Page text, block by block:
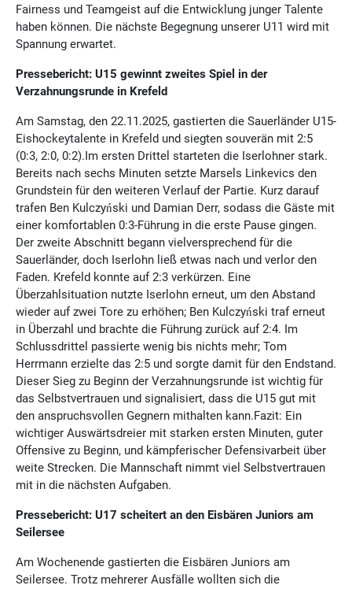
Fairness und Teamgeist auf die Entwicklung junger Talente
haben können. Die nächste Begegnung unserer U11 wird mit
Spannung erwartet.
Pressebericht: U15 gewinnt zweites Spiel in der
Verzahnungsrunde in Krefeld
Am Samstag, den 22.11.2025, gastierten die Sauerländer U15-
Eishockeytalente in Krefeld und siegten souverän mit 2:5
(0:3, 2:0, 0:2).Im ersten Drittel starteten die Iserlohner stark.
Bereits nach sechs Minuten setzte Marsels Linkevics den
Grundstein für den weiteren Verlauf der Partie. Kurz darauf
trafen Ben Kulczyński und Damian Derr, sodass die Gäste mit
einer komfortablen 0:3-Führung in die erste Pause gingen.
Der zweite Abschnitt begann vielversprechend für die
Sauerländer, doch Iserlohn ließ etwas nach und verlor den
Faden. Krefeld konnte auf 2:3 verkürzen. Eine
Überzahlsituation nutzte Iserlohn erneut, um den Abstand
wieder auf zwei Tore zu erhöhen; Ben Kulczyński traf erneut
in Überzahl und brachte die Führung zurück auf 2:4. Im
Schlussdrittel passierte wenig bis nichts mehr; Tom
Herrmann erzielte das 2:5 und sorgte damit für den Endstand.
Dieser Sieg zu Beginn der Verzahnungsrunde ist wichtig für
das Selbstvertrauen und signalisiert, dass die U15 gut mit
den anspruchsvollen Gegnern mithalten kann.Fazit: Ein
wichtiger Auswärtsdreier mit starken ersten Minuten, guter
Offensive zu Beginn, und kämpferischer Defensivarbeit über
weite Strecken. Die Mannschaft nimmt viel Selbstvertrauen
mit in die nächsten Aufgaben.
Pressebericht: U17 scheitert an den Eisbären Juniors am
Seilersee
Am Wochenende gastierten die Eisbären Juniors am
Seilersee. Trotz mehrerer Ausfälle wollten sich die